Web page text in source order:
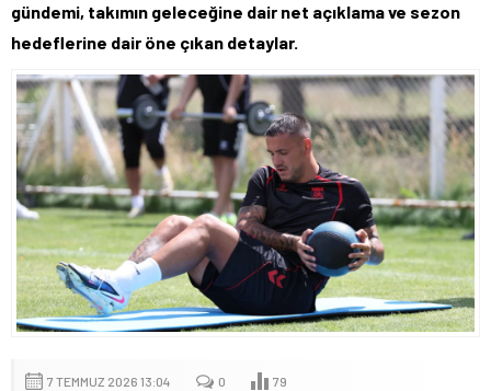
gündemi, takımın geleceğine dair net açıklama ve sezon
hedeflerine dair öne çıkan detaylar.
7 TEMMUZ 2026 13:04 0 79